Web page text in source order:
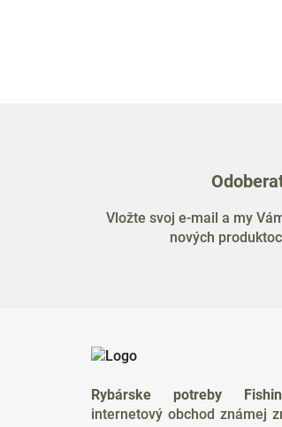
Vložte svoj e-mail a my
nových
Rybárske potreby Fishin
internetový obchod známej